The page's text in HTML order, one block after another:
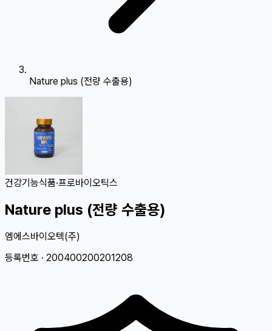
Nature plus (전량 수출용)
건강기능식품·프로바이오틱스
Nature plus (전량 수출용)
엠에스바이오텍(주)
등록번호 · 200400200201208